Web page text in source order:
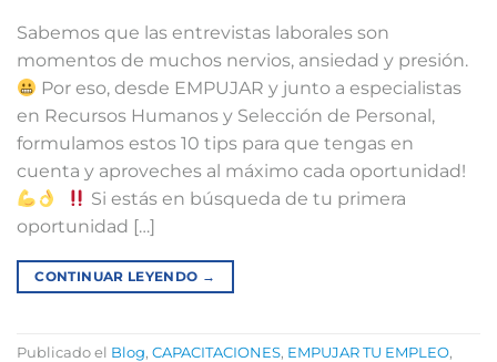
Sabemos que las entrevistas laborales son
momentos de muchos nervios, ansiedad y presión.
Por eso, desde EMPUJAR y junto a especialistas
en Recursos Humanos y Selección de Personal,
formulamos estos 10 tips para que tengas en
cuenta y aproveches al máximo cada oportunidad!
Si estás en búsqueda de tu primera
oportunidad […]
CONTINUAR LEYENDO →
Publicado el Blog, CAPACITACIONES, EMPUJAR TU EMPLEO,